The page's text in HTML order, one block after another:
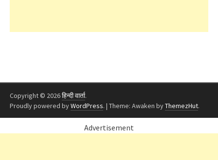
Copyright © 2026हिन्दी वार्ता.
Proudly powered byWordPress. | Theme: Awaken byThemezHut.
Advertisement